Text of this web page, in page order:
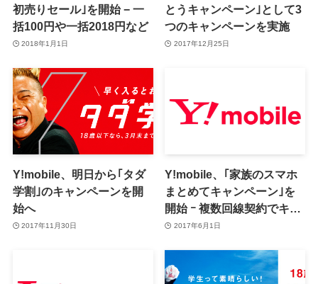
初売りセール｣を開始 − 一
括100円や一括2018円など
2018年1月1日
とうキャンペーン｣として3
つのキャンペーンを実施
2017年12月25日
Y!mobile、明日から｢タダ
学割｣のキャンペーンを開
始へ
2017年11月30日
Y!mobile、｢家族のスマホ
まとめてキャンペーン｣を
開始 ｰ 複数回線契約でキャ
ッシュバック
2017年6月1日